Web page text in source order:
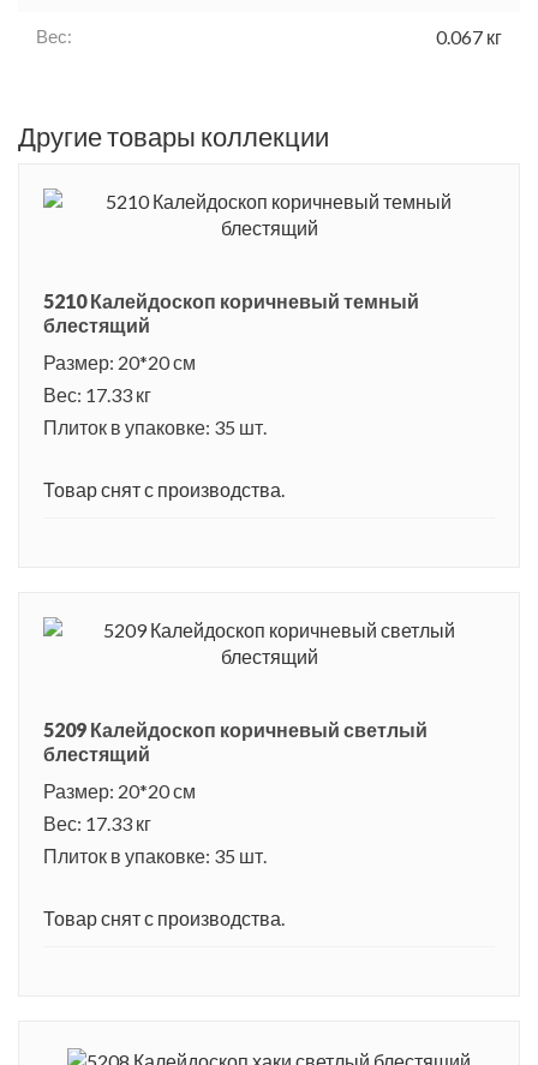
Вес: 0.067 кг
Другие товары коллекции
5210 Калейдоскоп коричневый темный
блестящий
Размер: 20*20 см
Вес: 17.33 кг
Плиток в упаковке: 35 шт.
Товар снят с производства.
5209 Калейдоскоп коричневый светлый
блестящий
Размер: 20*20 см
Вес: 17.33 кг
Плиток в упаковке: 35 шт.
Товар снят с производства.